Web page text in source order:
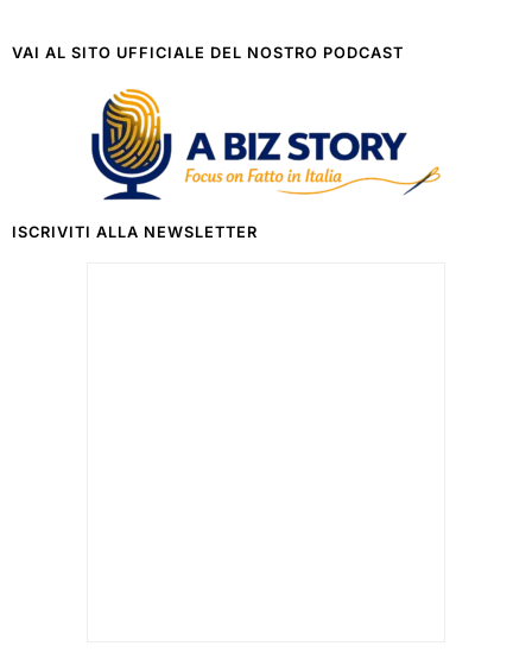
VAI AL SITO UFFICIALE DEL NOSTRO PODCAST
ISCRIVITI ALLA NEWSLETTER